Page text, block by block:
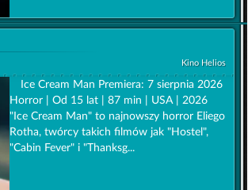
Kino Helios
Ice Cream Man Premiera: 7 sierpnia 2026
Horror | Od 15 lat | 87 min | USA | 2026
"Ice Cream Man" to najnowszy horror Eliego
Rotha, twórcy takich filmów jak "Hostel",
"Cabin Fever" i "Thanksg...